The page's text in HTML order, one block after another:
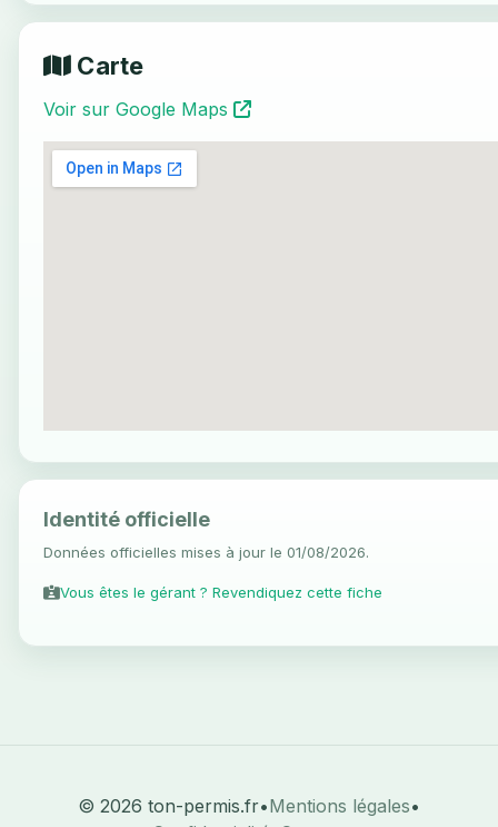
Carte
Voir sur Google Maps
Identité officielle
Données officielles mises à jour le 01/08/2026.
Vous êtes le gérant ? Revendiquez cette fiche
© 2026 ton-permis.fr•Mentions légales•